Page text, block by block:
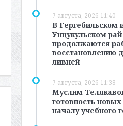
7 августа, 2026 11:40
В Гергебильском
Унцукульском
продолжаются
восстановлению
ливней
7 августа, 2026 11:38
Муслим
готовность
началу учебного